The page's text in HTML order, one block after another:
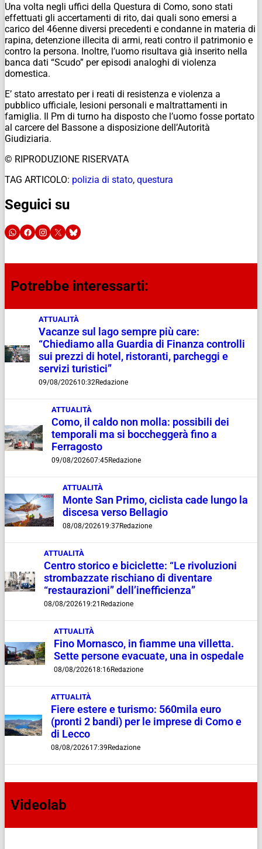
Una volta negli uffici della Questura di Como, sono stati
effettuati gli accertamenti di rito, dai quali sono emersi a
carico del 46enne diversi precedenti e condanne in materia di
rapina, detenzione illecita di armi, reati contro il patrimonio e
contro la persona. Inoltre, l’uomo risultava già inserito nella
banca dati “Scudo” per episodi analoghi di violenza
domestica.
E’ stato arrestato per i reati di resistenza e violenza a
pubblico ufficiale, lesioni personali e maltrattamenti in
famiglia. Il Pm di turno ha disposto che l’uomo fosse portato
al carcere del Bassone a disposizione dell’Autorità
Giudiziaria.
© RIPRODUZIONE RISERVATA
TAG ARTICOLO: polizia di stato, questura
Seguici su
Potrebbe interessarti:
ATTUALITÀ
Vacanze sul lago sempre più care:
“Chiediamo alla Guardia di Finanza controlli
sui prezzi di hotel, ristoranti, parcheggi e
servizi turistici”
09/08/202610:32Redazione
ATTUALITÀ
Como, il caldo non molla: possibili dei
temporali ma si boccheggerà fino a
Ferragosto
09/08/202607:45Redazione
ATTUALITÀ
Monte San Primo, ciclista cade lungo la
discesa verso Bellagio
08/08/202619:37Redazione
ATTUALITÀ
Centro storico e biciclette: “Le rivoluzioni
strombazzate rischiano di diventare
“restaurazioni” dell’inefficienza”
08/08/202619:21 Redazione
ATTUALITÀ
Fino Mornasco, in fiamme una villetta.
Sette persone evacuate, una in ospedale
08/08/202618:16Redazione
ATTUALITÀ
Fiere estere e turismo: 560mila euro
(pronti 2 bandi) per le imprese di Como e
di Lecco
08/08/202617:39 Redazione
Videolab